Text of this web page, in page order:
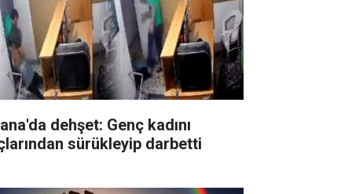
dehşet: Genç kadını
sürükleyip darbetti